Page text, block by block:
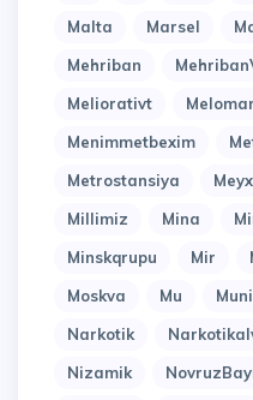
Malta
Marsel
Mehriban
Meliorativt
Menimmetbexim
Metrostansiya
Millimiz
Mina
Minskqrupu
Mir
Moskva
Mu
Narkotik
Nizamik